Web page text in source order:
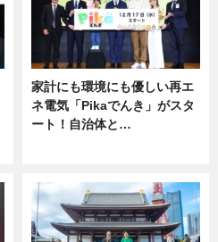
家計にも環境にも優しい再エ
ネ電気「Pikaでんき」がスタ
ート！自治体と…